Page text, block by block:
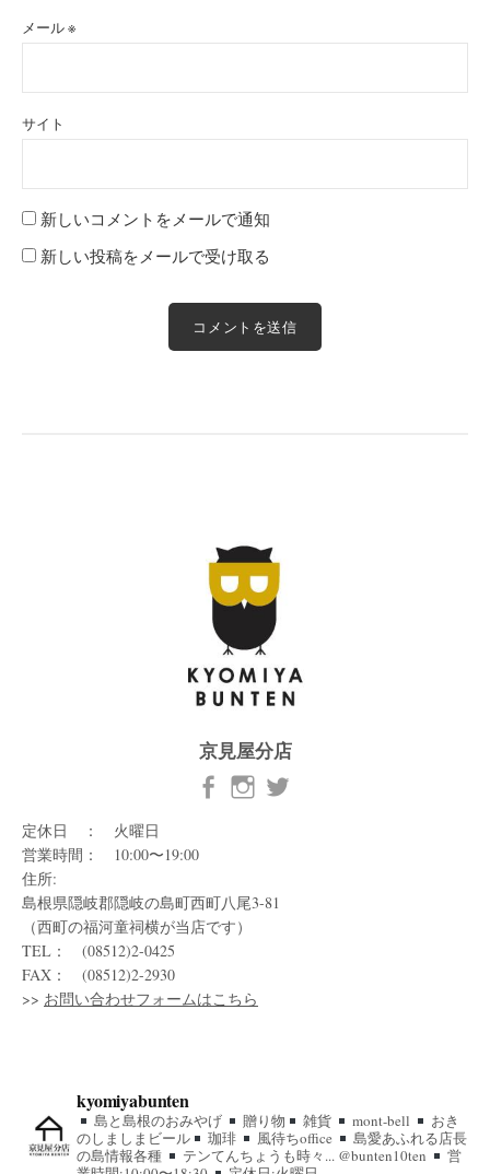
メール※
サイト
新しいコメントをメールで通知
新しい投稿をメールで受け取る
京見屋分店
定休日 ： 火曜日
営業時間： 10:00〜19:00
住所:
島根県隠岐郡隠岐の島町西町八尾3-81
（西町の福河童祠横が当店です）
TEL： (08512)2-0425
FAX： (08512)2-2930
>> お問い合わせフォームはこちら
kyomiyabunten
島と島根のおみやげ 贈り物 雑貨 mont-bell
おき
のしましまビール
珈琲 風待ちoffice
島愛あふれる店長
の島情報各種
テンてんちょうも時々... @bunten10ten
営